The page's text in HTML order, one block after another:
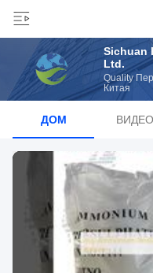
Sichuan
Ltd.
Quality
Китая
ДОМ ВИДЕО